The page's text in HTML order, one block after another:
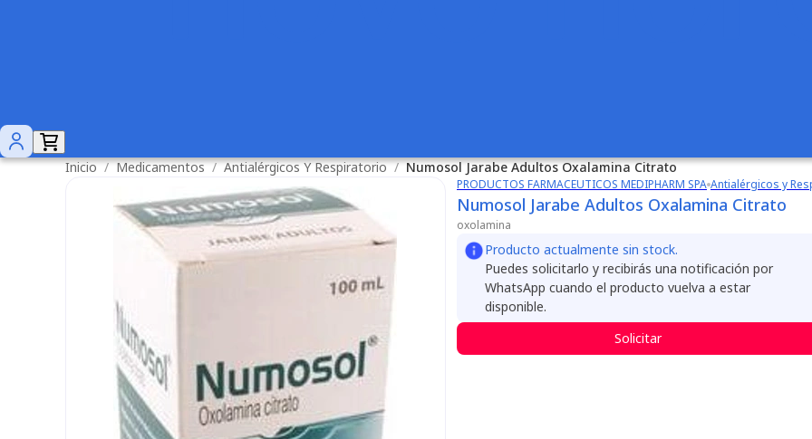
Inicio / Medicamentos / Antialérgicos Y Respiratorio / Numosol Jarabe Adultos Oxalamina Citrato
PRODUCTOS FARMACEUTICOS MEDIPHARM SPA Antialérgicos y
Numosol Jarabe Adultos Oxalamina Citrato
oxolamina
Producto actualmente sin stock.
Puedes solicitarlo y recibirás una notificación por
WhatsApp cuando el producto vuelva a estar
disponible.
Solicitar